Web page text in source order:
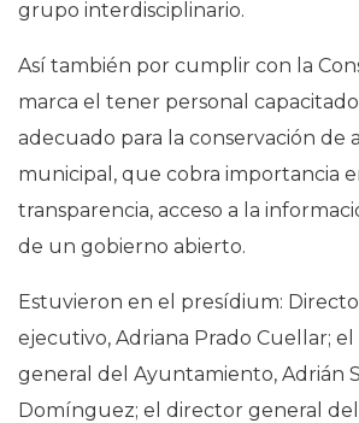
grupo interdisciplinario.
Así también por cumplir con la
marca el tener personal capacitado
adecuado para la conservación de
municipal, que cobra importancia
transparencia, acceso a la
de un gobierno abierto.
Estuvieron en el presídium:
ejecutivo, Adriana Prado Cuellar;
general del Ayuntamiento, Adrián
Domínguez; el director general